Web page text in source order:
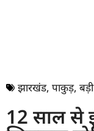
झारखंड, पाकुड़,
12 साल से